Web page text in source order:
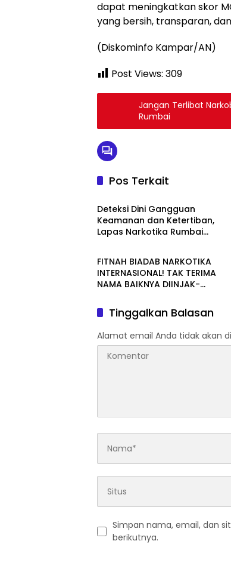
dapat meningkatkan skor
yang bersih, transparan,
(Diskominfo Kampar/AN)
Post Views: 309
Jangan Terlibat
Rumbai
Pos Terkait
Berita
Deteksi Dini Gangguan
Keamanan dan Ketertiban,
Lapas Narkotika Rumbai
Berita
FITNAH BIADAB NARKOTIKA
INTERNASIONAL! TAK TERIMA
NAMA BAIKNYA DIINJAK-
WAR: SIAP Bantai DAN SERET
AKUN PEMBUNUH KARAKTER
KE PENJARA POLDA KEPRI!
Tinggalkan Balasan
Alamat email Anda tidak akan
Simpan nama, email, dan
berikutnya.